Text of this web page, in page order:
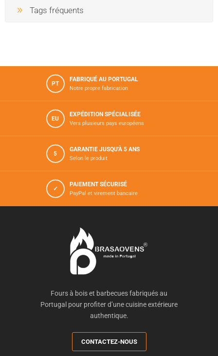
Tags fréquents
PT
FABRIQUÉ AU PORTUGAL
Notre propre fabrication
EU
EXPÉDITION SPÉCIALISÉE
Vers plusieurs pays européens
5
GARANTIE JUSQU'À 5 ANS
Selon le produit
✓
PAIEMENT SÉCURISÉ
PayPal et virement bancaire
Fours à bois et barbecues fabriqués au
Portugal pour profiter d’une cuisine extérieure
authentique.
CONTACTEZ-NOUS